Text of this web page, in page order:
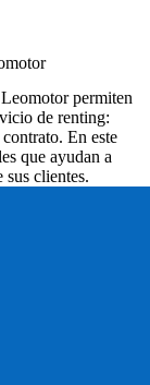
permiten
de renting:
En este
que ayudan a
sus clientes.